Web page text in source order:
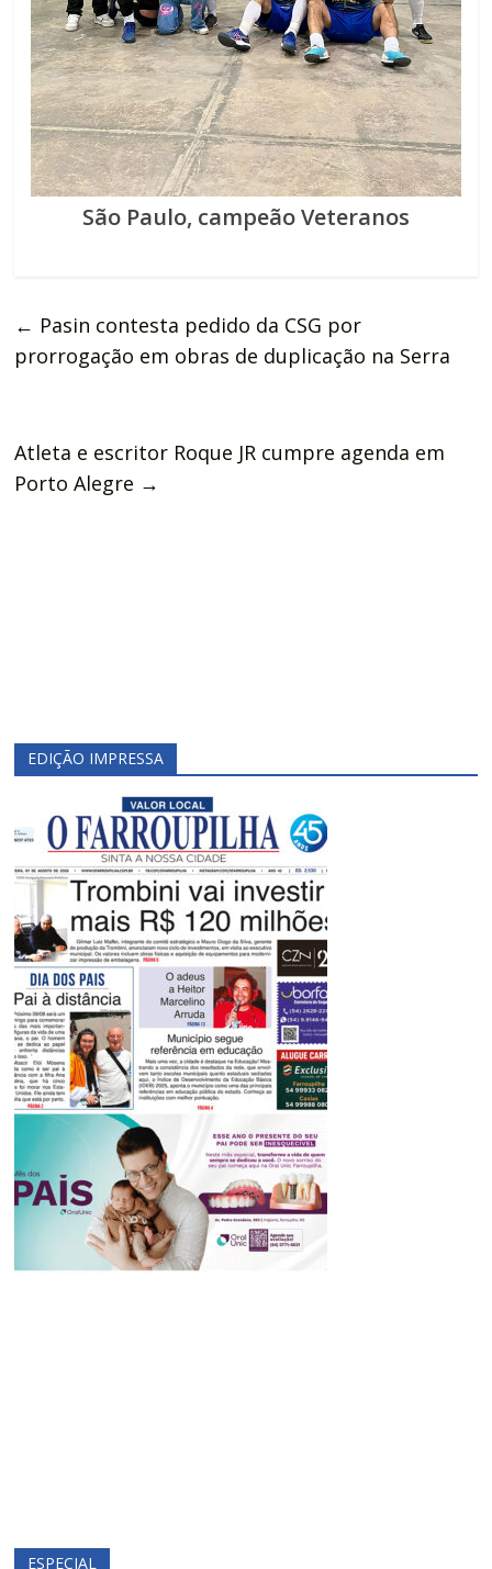
São Paulo, campeão Veteranos
← Pasin contesta pedido da CSG por
prorrogação em obras de duplicação na Serra
Atleta e escritor Roque JR cumpre agenda em
Porto Alegre →
EDIÇÃO IMPRESSA
ESPECIAL